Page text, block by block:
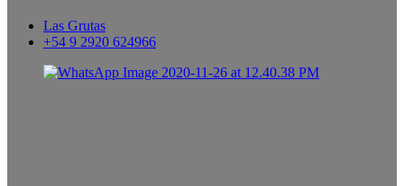
Las Grutas
+54 9 2920 624966